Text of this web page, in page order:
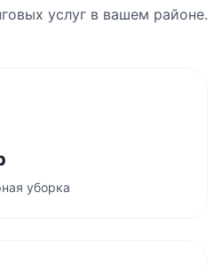
услуг в вашем районе.
уборка